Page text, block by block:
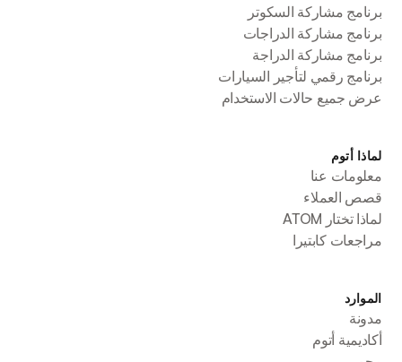
برنامج مشاركة السكوتر
برنامج مشاركة الدراجات
برنامج مشاركة الدراجة
برنامج رقمي لتأجير السيارات
عرض جميع حالات الاستخدام
لماذا أتوم
معلومات عنا
قصص العملاء
لماذا تختار ATOM
مراجعات كابتيرا
الموارد
مدونة
أكاديمية أتوم